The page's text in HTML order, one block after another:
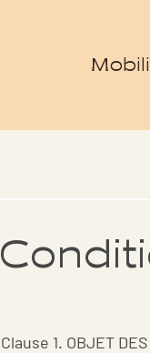
Clause 1. OBJET